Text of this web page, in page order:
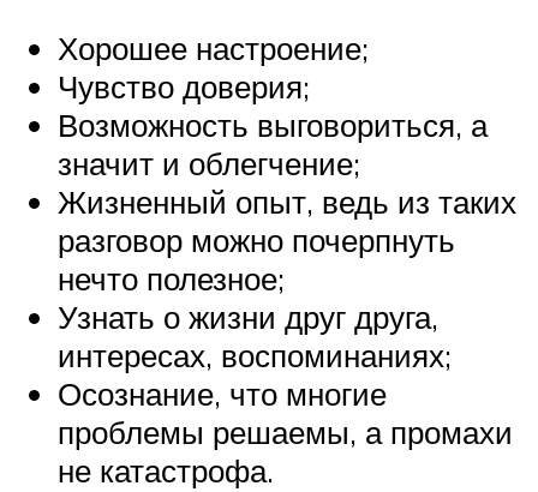
Хорошее настроение;
Чувство доверия;
Возможность выговориться, а
значит и облегчение;
Жизненный опыт, ведь из таких
разговор можно почерпнуть
нечто полезное;
Узнать о жизни друг друга,
интересах, воспоминаниях;
Осознание, что многие
проблемы решаемы, а промахи
не катастрофа.